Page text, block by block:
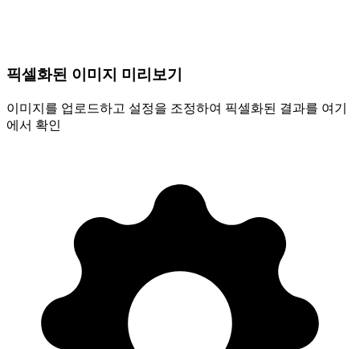
픽셀화된 이미지 미리보기
이미지를 업로드하고 설정을 조정하여 픽셀화된 결과를 여기
에서 확인